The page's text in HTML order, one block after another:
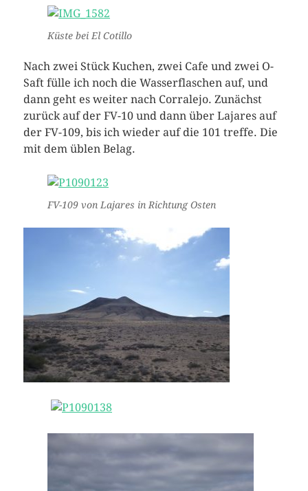
Küste bei El Cotillo
Nach zwei Stück Kuchen, zwei Cafe und zwei O-
Saft fülle ich noch die Wasserflaschen auf, und
dann geht es weiter nach Corralejo. Zunächst
zurück auf der FV-10 und dann über Lajares auf
der FV-109, bis ich wieder auf die 101 treffe. Die
mit dem üblen Belag.
FV-109 von Lajares in Richtung Osten